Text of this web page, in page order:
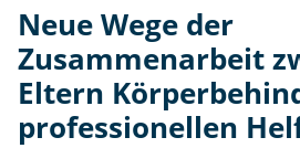
Neue Wege der
Zusammenarbeit
Eltern
professionellen